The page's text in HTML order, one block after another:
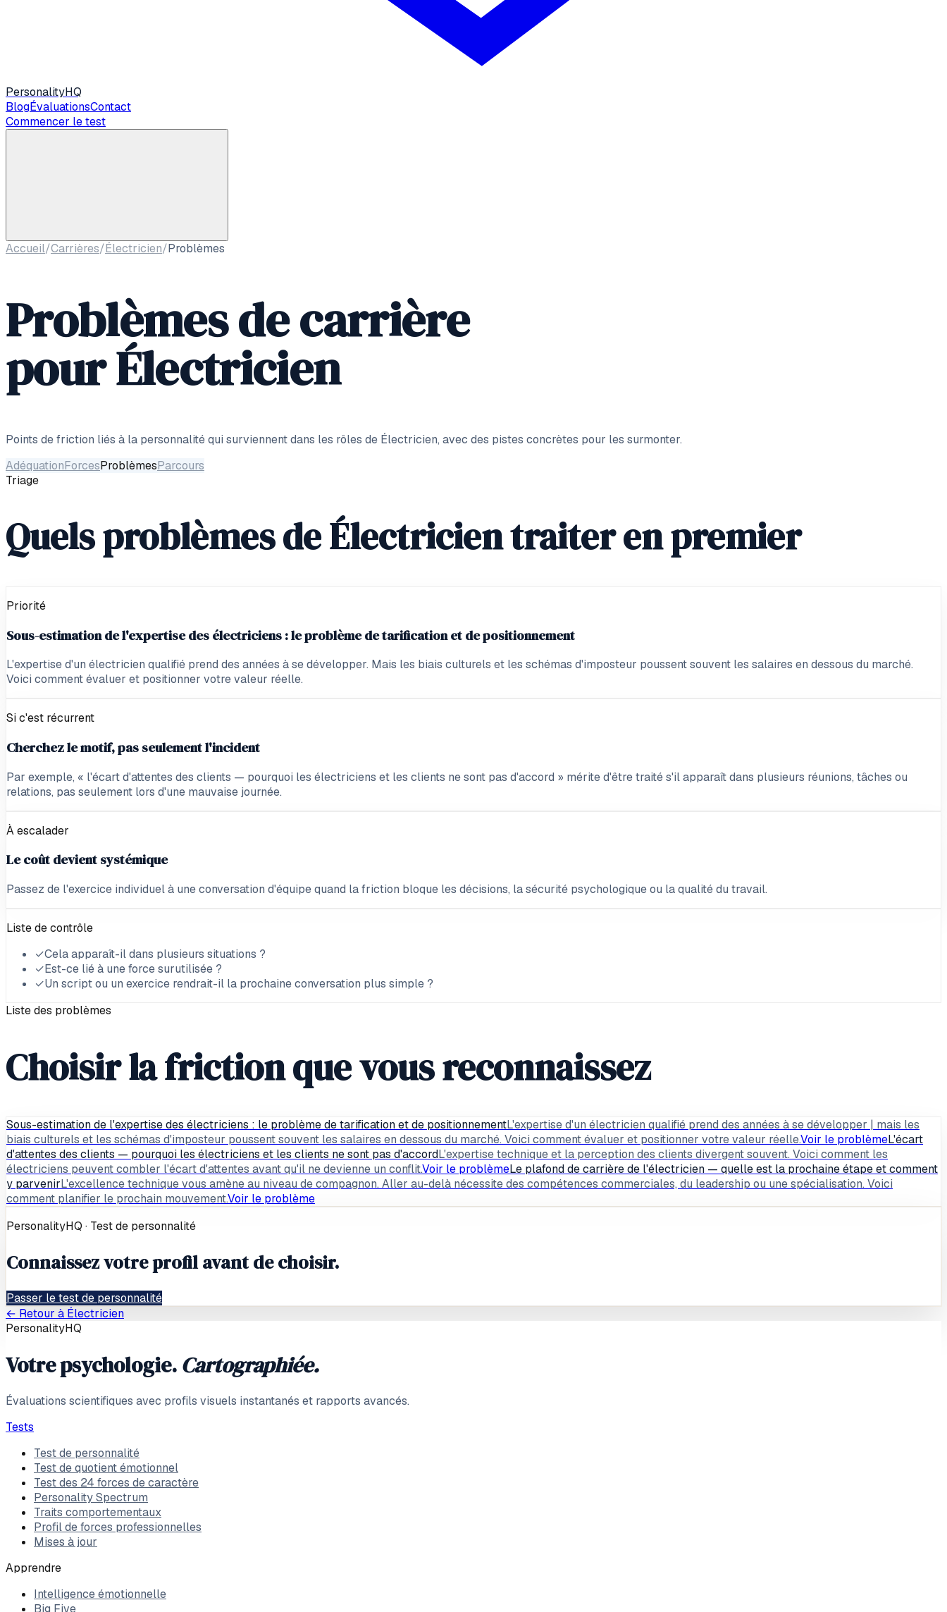
PersonalityHQ
BlogÉvaluationsContact
Commencer le test
Accueil/Carrières/Électricien/Problèmes
Problèmes de carrière
pourÉlectricien
Points de friction liés à la personnalité qui surviennent dans les rôles de Électricien, avec des pistes concrètes pour les surmonter.
AdéquationForcesProblèmesParcours
Triage
Quels problèmes de Électricien traiter en premier
Priorité
Sous-estimation de l'expertise des électriciens : le problème de tarification et de positionnement
L'expertise d'un électricien qualifié prend des années à se développer. Mais les biais culturels et les schémas d'imposteur poussent souvent les salaires en dessous du marché.
Voici comment évaluer et positionner votre valeur réelle.
Si c'est récurrent
Cherchez le motif, pas seulement l'incident
Par exemple, « l'écart d'attentes des clients — pourquoi les électriciens et les clients ne sont pas d'accord » mérite d'être traité s'il apparaît dans plusieurs réunions, tâches ou
relations, pas seulement lors d'une mauvaise journée.
À escalader
Le coût devient systémique
Passez de l'exercice individuel à une conversation d'équipe quand la friction bloque les décisions, la sécurité psychologique ou la qualité du travail.
Liste de contrôle
✓Cela apparaît-il dans plusieurs situations ?
✓Est-ce lié à une force surutilisée ?
✓Un script ou un exercice rendrait-il la prochaine conversation plus simple ?
Liste des problèmes
Choisir la friction que vous reconnaissez
Sous-estimation de l'expertise des électriciens : le problème de tarification et de positionnementL'expertise d'un électricien qualifié prend des années à se développer | mais les
biais culturels et les schémas d'imposteur poussent souvent les salaires en dessous du marché. Voici comment évaluer et positionner votre valeur réelle.Voir le problèmeL'écart
d'attentes des clients — pourquoi les électriciens et les clients ne sont pas d'accordL'expertise technique et la perception des clients divergent souvent. Voici comment les
électriciens peuvent combler l'écart d'attentes avant qu'il ne devienne un conflit.Voir le problèmeLe plafond de carrière de l'électricien — quelle est la prochaine étape et comment
y parvenirL'excellence technique vous amène au niveau de compagnon. Aller au-delà nécessite des compétences commerciales, du leadership ou une spécialisation. Voici
comment planifier le prochain mouvement.Voir le problème
PersonalityHQ · Test de personnalité
Connaissez votre profil avant de choisir.
Passer le test de personnalité
← Retour à Électricien
PersonalityHQ
Votre psychologie.Cartographiée.
Évaluations scientifiques avec profils visuels instantanés et rapports avancés.
Tests
Test de personnalité
Test de quotient émotionnel
Test des 24 forces de caractère
Personality Spectrum
Traits comportementaux
Profil de forces professionnelles
Mises à jour
Apprendre
Intelligence émotionnelle